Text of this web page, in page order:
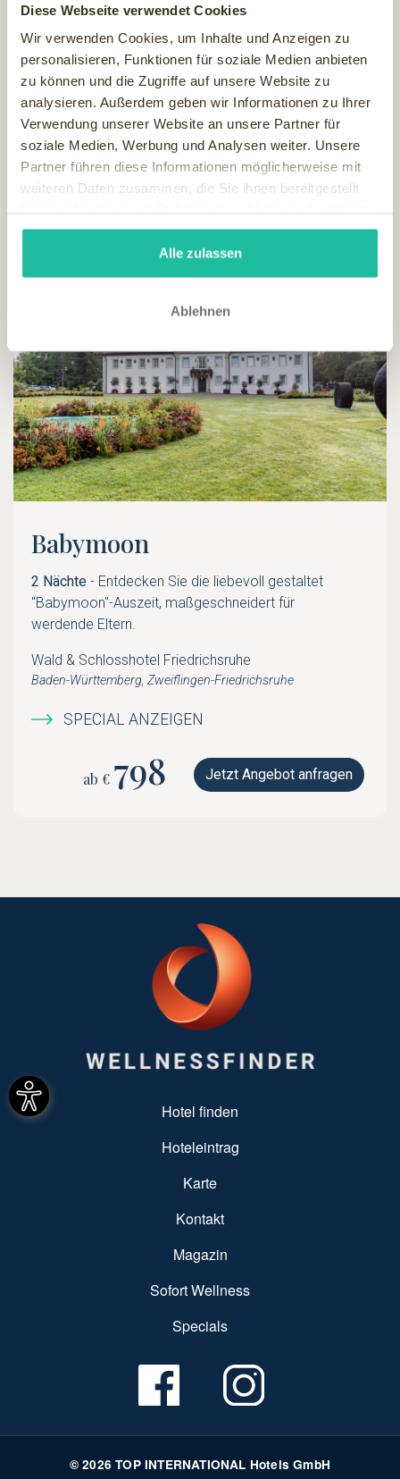
Diese Webseite verwendet Cookies
Wir verwenden Cookies, um Inhalte und Anzeigen zu
personalisieren, Funktionen für soziale Medien anbieten
zu können und die Zugriffe auf unsere Website zu
analysieren. Außerdem geben wir Informationen zu Ihrer
Verwendung unserer Website an unsere Partner für
soziale Medien, Werbung und Analysen weiter. Unsere
Partner führen diese Informationen möglicherweise mit
weiteren Daten zusammen, die Sie ihnen bereitgestellt
gesammelt haben.
Alle zulassen
Ablehnen
2 Nächte -Genießen Sie am Thunersee Zeit zu zweit,
bevor ein neuer Lebensabschnitt beginnt!
Hotel Eden Spiez
Schweiz, Spiez
SPECIAL ANZEIGEN
ab €544 Jetzt Angebot anfragen
Babymoon
2 Nächte - Entdecken Sie die liebevoll gestaltet
"Babymoon"-Auszeit, maßgeschneidert für
werdende Eltern.
Wald & Schlosshotel Friedrichsruhe
Baden-Württemberg, Zweiflingen-Friedrichsruhe
SPECIAL ANZEIGEN
ab € 798 Jetzt Angebot anfragen
SUBFOOTER MENU
Hotel finden
Hoteleintrag
Karte
Kontakt
Magazin
Sofort Wellness
Specials
© 2026 TOP INTERNATIONAL Hotels GmbH